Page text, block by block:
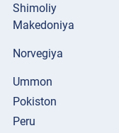
Shimoliy
Makedoniya
Norvegiya
Ummon
Pokiston
Peru